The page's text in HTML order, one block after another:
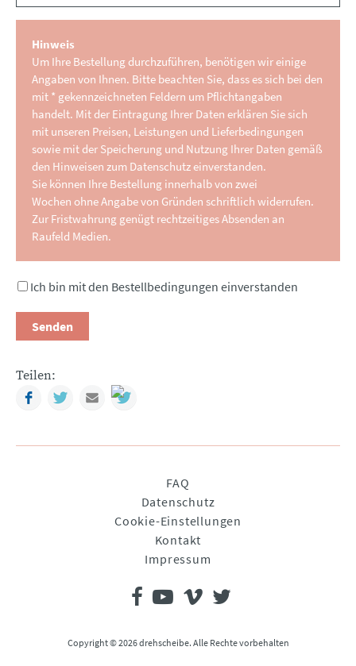
Hinweis
Um Ihre Bestellung durchzuführen, benötigen wir einige
Angaben von Ihnen. Bitte beachten Sie, dass es sich bei den
mit * gekennzeichneten Feldern um Pflichtangaben
handelt. Mit der Eintragung Ihrer Daten erklären Sie sich
mit unseren Preisen, Leistungen und Lieferbedingungen
sowie mit der Speicherung und Nutzung Ihrer Daten gemäß
den Hinweisen zum Datenschutz einverstanden.
Sie können Ihre Bestellung innerhalb von zwei
Wochen ohne Angabe von Gründen schriftlich widerrufen.
Zur Fristwahrung genügt rechtzeitiges Absenden an
Raufeld Medien.
Ich bin mit den Bestellbedingungen einverstanden
Senden
Teilen:
FacebookTwitterMail
FAQ
Datenschutz
Cookie-Einstellungen
Kontakt
Impressum
Copyright © 2026 drehscheibe. Alle Rechte vorbehalten